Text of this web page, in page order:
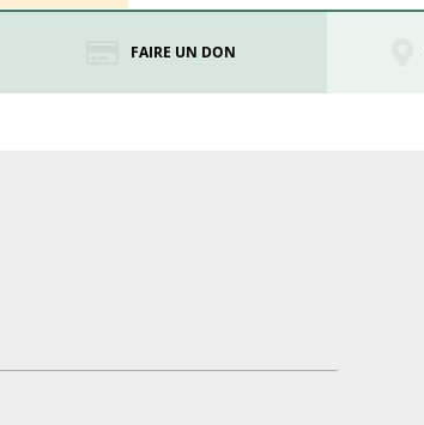
FAIRE UN DON